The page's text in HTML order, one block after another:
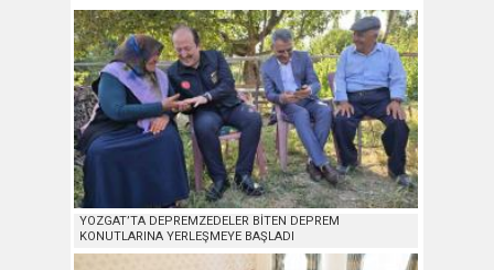
YOZGAT’TA DEPREMZEDELER BİTEN DEPREM
KONUTLARINA YERLEŞMEYE BAŞLADI